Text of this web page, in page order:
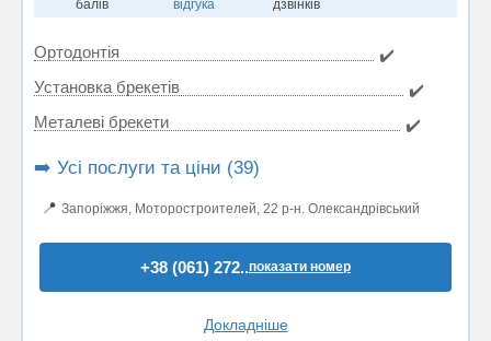
балів відгука дзвінків
Ортодонтія
✔️
Установка брекетів
✔️
Металеві брекети
✔️
➡️ Усі послуги та ціни (39)
📍 Запоріжжя, Моторостроителей, 22 р-н. Олександрівський
+38 (061) 272..показати номер
Докладніше